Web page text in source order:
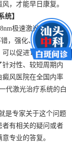
，才能早日康复。
统】
极速激光系统，
，强化、巩固治
可以促进T淋巴细胞
对性、较短周期内
风医院在全国内率
代激光治疗系统的白
是专家关于这个问题
有相关的疑问或者
专业的答复。